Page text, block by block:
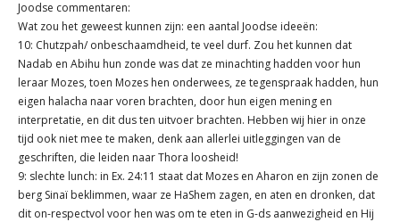
Joodse commentaren:
Wat zou het geweest kunnen zijn: een aantal Joodse ideeën:
10: Chutzpah/ onbeschaamdheid, te veel durf. Zou het kunnen dat
Nadab en Abihu hun zonde was dat ze minachting hadden voor hun
leraar Mozes, toen Mozes hen onderwees, ze tegenspraak hadden, hun
eigen halacha naar voren brachten, door hun eigen mening en
interpretatie, en dit dus ten uitvoer brachten. Hebben wij hier in onze
tijd ook niet mee te maken, denk aan allerlei uitleggingen van de
geschriften, die leiden naar Thora loosheid!
9: slechte lunch: in Ex. 24:11 staat dat Mozes en Aharon en zijn zonen de
berg Sinaï beklimmen, waar ze HaShem zagen, en aten en dronken, dat
dit on-respectvol voor hen was om te eten in G-ds aanwezigheid en Hij